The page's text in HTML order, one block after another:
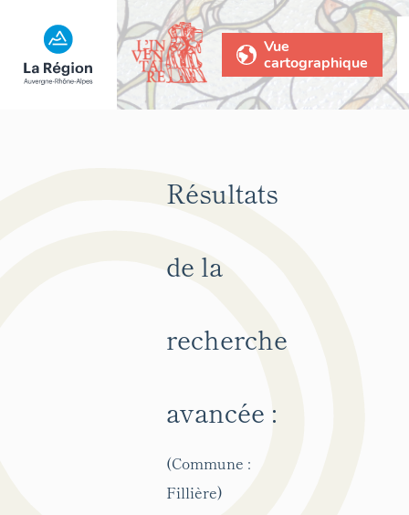
Vue
cartographique
Résultats
de la
recherche
avancée :
(Commune :
Fillière)